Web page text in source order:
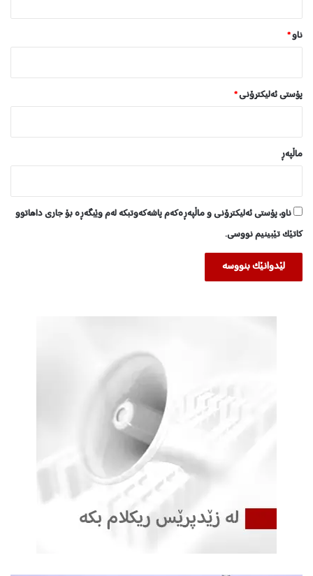
ناو*
پۆستی ئەلیکترۆنی*
ماڵپه‌ڕ
ناو، پۆستی ئەلیکترۆنی و ماڵپەڕەکەم پاشەکەوتبکە لەم وێبگەڕە بۆ جاری داهاتوو
کاتێک تێبینیم نووسی.